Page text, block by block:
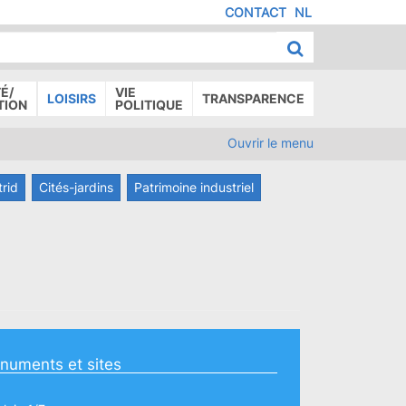
NL
CONTACT
LOISIRS
VIE
POLITIQUE
TRANSPARENCE
Ouvrir le menu
Cités-jardins Patrimoine industriel
et sites